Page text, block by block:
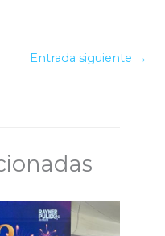
Entrada siguiente →